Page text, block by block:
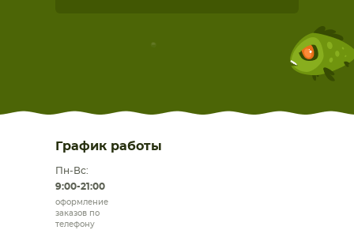
График работы
Пн-Вс:
9:00-21:00
оформление
заказов по
телефону